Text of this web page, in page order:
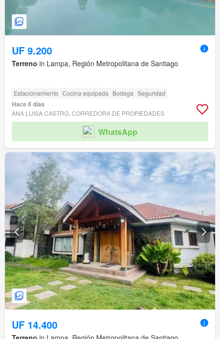
UF 9.200
Terreno in Lampa, Región Metropolitana de Santiago
Estacionamiento Cocina equipada Bodega Seguridad
Hace 6 días
ANA LUISA CASTRO, CORREDORA DE PROPIEDADES
WhatsApp
UF 14.400